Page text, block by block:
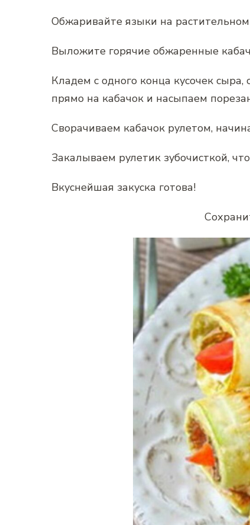
Обжаривайте языки на
Выложите горячие обжаренные
Кладем с одного конца кусочек
прямо на кабачок и насыпаем
Сворачиваем кабачок рулетом,
Закалываем рулетик зубочисткой,
Вкуснейшая закуска готова!